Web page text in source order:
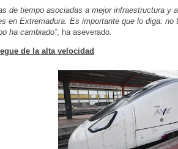
de tiempo asociadas a mejor infraestructura
en Extremadura. Es importante que lo diga:
ha cambiado”, ha aseverado.
de la alta velocidad